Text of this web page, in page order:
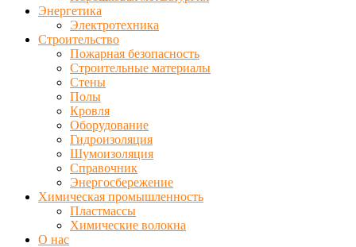
Энергетика
Электротехника
Строительство
Пожарная безопасность
Строительные материалы
Стены
Полы
Кровля
Оборудование
Гидроизоляция
Шумоизоляция
Справочник
Энергосбережение
Химическая промышленность
Пластмассы
Химические волокна
О нас